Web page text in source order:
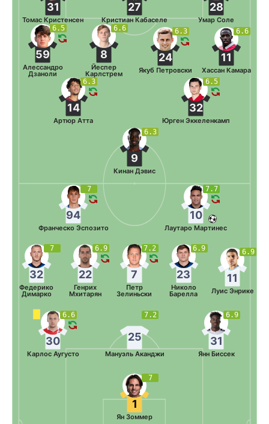
28
Умар Соле
27
Кристиан Кабаселе
31
Томас Кристенсен
6.6
11
Хассан Камара
6.3
24
Якуб Петровски
6.6
8
Йеспер
Карлстрем
6.5
59
Алессандро
Дзаноли
6.5
32
Юрген Эккеленкамп
6.3
14
Артюр Атта
6.3
9
Кинан Дэвис
7
1
Ян Зоммер
6.6
30
Карлос Аугусто
7.2
25
Мануэль Аканджи
6.9
31
Янн Биссек
7
32
Федерико
Димарко
6.9
22
Генрих
Мхитарян
7.2
7
Петр
Зелиньски
6.9
23
Николо
Барелла
6.9
11
Луис Энрике
7
94
Франческо Эспозито
7.7
10
Лаутаро Мартинес